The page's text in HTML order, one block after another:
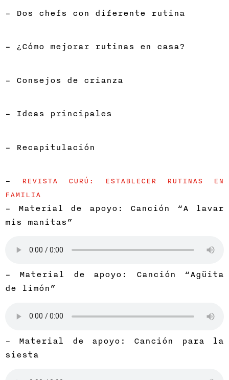
– Dos chefs con diferente rutina
– ¿Cómo mejorar rutinas en casa?
– Consejos de crianza
– Ideas principales
– Recapitulación
–
REVISTA CURÚ: ESTABLECER RUTINAS EN
FAMILIA
– Material de apoyo: Canción “A lavar
mis manitas”
– Material de apoyo: Canción “Agüita
de limón”
– Material de apoyo: Canción para la
siesta